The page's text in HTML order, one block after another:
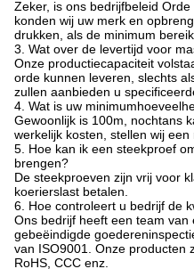
Zeker, is ons bedrijfbeleid Orde
konden wij uw merk en
drukken, als de minimum
3. Wat over de levertijd voor
Onze productiecapaciteit
orde kunnen leveren, slechts
zullen aanbieden u
4. Wat is uw
Gewoonlijk is 100m, nochtans
werkelijk kosten, stellen wij
5. Hoe kan ik een steekproef
brengen?
De steekproeven zijn vrij voor
koerierslast betalen.
6. Hoe controleert u bedrijf de
Ons bedrijf heeft een team van
gebeëindigde
van ISO9001. Onze producten
RoHS, CCC enz.